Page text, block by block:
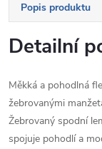
Popis produktu
Detailní
Měkká a pohodlná
žebrovanými
Žebrovaný spodní
spojuje pohodlí a